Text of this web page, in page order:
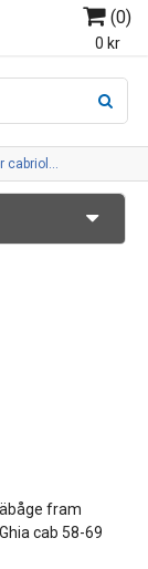
(0)
0 kr
Tillbehör cabriolet Karmann-Ghia
fram
cab 58-69